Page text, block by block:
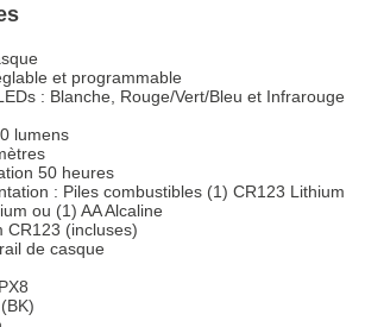
et programmable
: Blanche, Rouge/Vert/Bleu et Infrarouge
lumens
50 heures
: Piles combustibles (1) CR123 Lithium
ou (1) AA Alcaline
CR123 (incluses)
de casque